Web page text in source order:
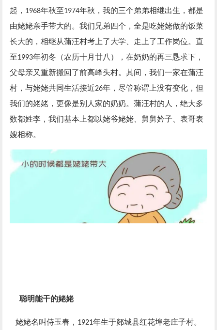
起， 1968年秋至1974年秋，我的三个弟弟相继出生，都是
由姥姥亲手带大的。我们兄弟四个，全是吃姥姥做的饭菜
长大的，相继从蒲汪村考上了大学、走上了工作岗位。直
至1993年初冬（农历十月廿八），在奶奶的再三恳求下，
父母亲又重新搬回了前高峰头村。其间，我们一家在蒲汪
村，与姥姥共同生活接近26年，尽管称谓上没有变化，但
我们的姥姥，更像是别人家的奶奶。蒲汪村的人，绝大多
数都姓李，我们基本上都以姥爷姥姥、舅舅妗子、表哥表
嫂相称。
聪明能干的姥姥
姥姥名叫侍玉春， 1921年生于郯城县红花埠老庄子村。